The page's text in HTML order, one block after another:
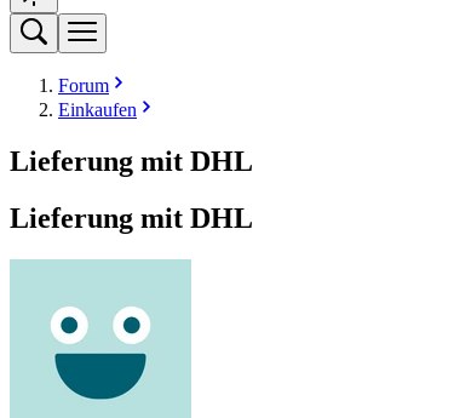
Forum
Einkaufen
Lieferung mit DHL
Lieferung mit DHL